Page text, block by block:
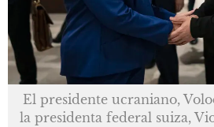
El presidente ucraniano,
la presidenta federal suiza,